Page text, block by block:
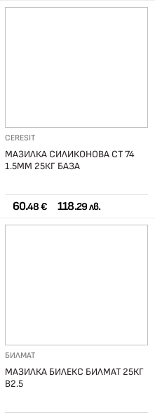
CERESIT
МАЗИЛКА СИЛИКОНОВА СТ 74
1.5ММ 25КГ БАЗА
60.48 € 118.29 лв.
БИЛМАТ
МАЗИЛКА БИЛЕКС БИЛМАТ 25КГ
В2.5